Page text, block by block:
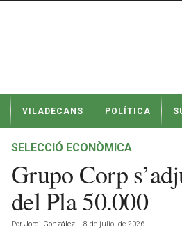
t
VILADECANS POLÍTICA
SELECCIÓ ECONÒMICA
Grupo Corp
del Pla 50.000
Por Jordi González - 8 de juliol de 2026